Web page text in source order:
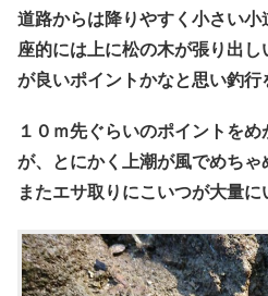
道路からは降りやすく小さい
座的には上に松の木が張り出
が良いポイントかなと思い釣行
１０ｍ先ぐらいのポイントを
が、とにかく上潮が風でめちゃ
またエサ取りにこいつが大量